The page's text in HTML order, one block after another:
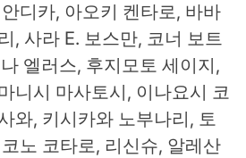
디카, 아오키 켄타로, 바바
, 사라 E. 보스만, 코너 보트
엘러스, 후지모토 세이지,
니시 마사토시, 이나요시 코
와, 키시카와 노부나리, 토
노 코타로, 리신슈, 알레산